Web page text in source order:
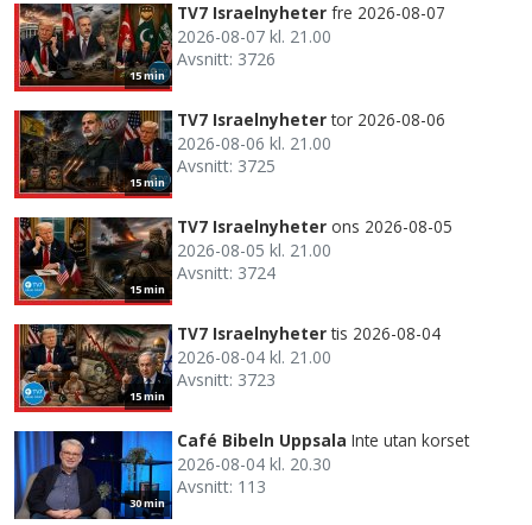
15 min
TV7 Israelnyheter fre 2026-08-07
2026-08-07 kl. 21.00
Avsnitt: 3726
15 min
TV7 Israelnyheter tor 2026-08-06
2026-08-06 kl. 21.00
Avsnitt: 3725
15 min
TV7 Israelnyheter ons 2026-08-05
2026-08-05 kl. 21.00
Avsnitt: 3724
15 min
TV7 Israelnyheter tis 2026-08-04
2026-08-04 kl. 21.00
Avsnitt: 3723
30 min
Café Bibeln Uppsala Inte utan korset
2026-08-04 kl. 20.30
Avsnitt: 113